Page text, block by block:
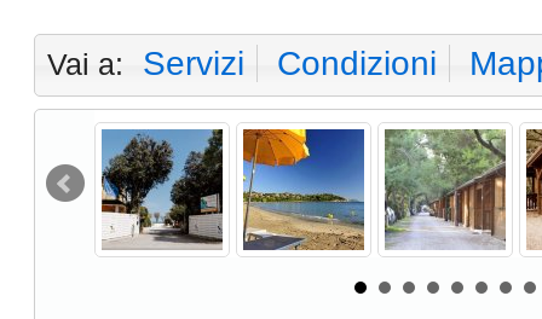
Vai a: Servizi Condizioni